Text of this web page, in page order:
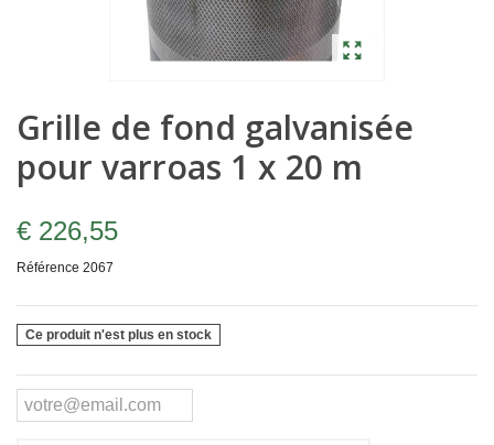
Grille de fond galvanisée
pour varroas 1 x 20 m
€ 226,55
Référence 2067
Ce produit n'est plus en stock